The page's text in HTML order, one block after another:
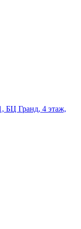
БЦ Гранд, 4 этаж,